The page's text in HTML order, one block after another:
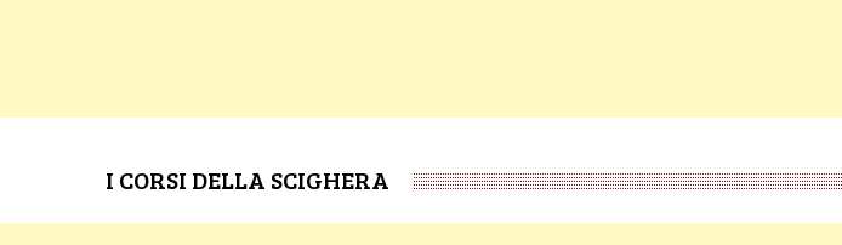
I CORSI DELLA SCIGHERA